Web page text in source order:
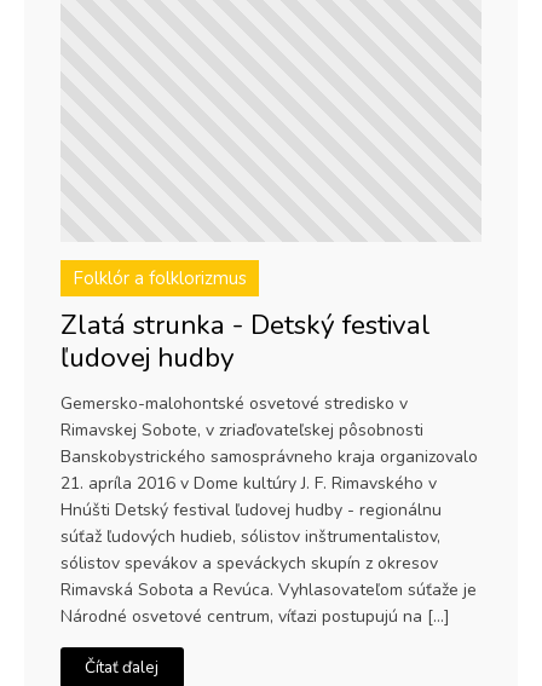
Folklór a folklorizmus
Zlatá strunka - Detský festival
ľudovej hudby
Gemersko-malohontské osvetové stredisko v
Rimavskej Sobote, v zriaďovateľskej pôsobnosti
Banskobystrického samosprávneho kraja organizovalo
21. apríla 2016 v Dome kultúry J. F. Rimavského v
Hnúšti Detský festival ľudovej hudby - regionálnu
súťaž ľudových hudieb, sólistov inštrumentalistov,
sólistov spevákov a speváckych skupín z okresov
Rimavská Sobota a Revúca. Vyhlasovateľom súťaže je
Národné osvetové centrum, víťazi postupujú na […]
Čítať ďalej